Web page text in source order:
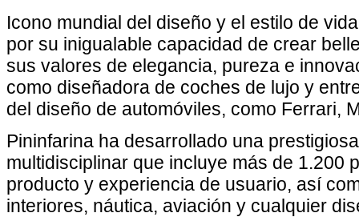
Icono mundial del diseño y el estilo de
por su inigualable capacidad de crear
sus valores de elegancia, pureza e
como diseñadora de coches de lujo y
del diseño de automóviles, como Ferrari,
Pininfarina ha desarrollado una
multidisciplinar que incluye más de 1.200
producto y experiencia de usuario, así
interiores, náutica, aviación y cualquier